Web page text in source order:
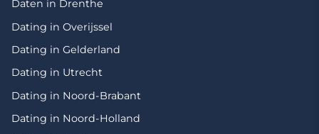
Daten in Drenthe
Dating in Overijssel
Dating in Gelderland
Dating in Utrecht
Dating in Noord-Brabant
Dating in Noord-Holland